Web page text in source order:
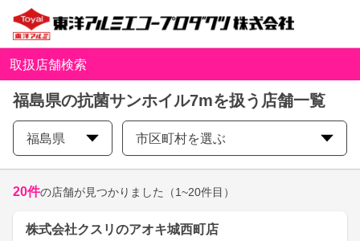
取扱店舗検索
福島県の抗菌サンホイル7mを扱う店舗一覧
福島県 市区町村を選ぶ
20件の店舗が見つかりました （1~20件目）
株式会社クスリのアオキ城西町店